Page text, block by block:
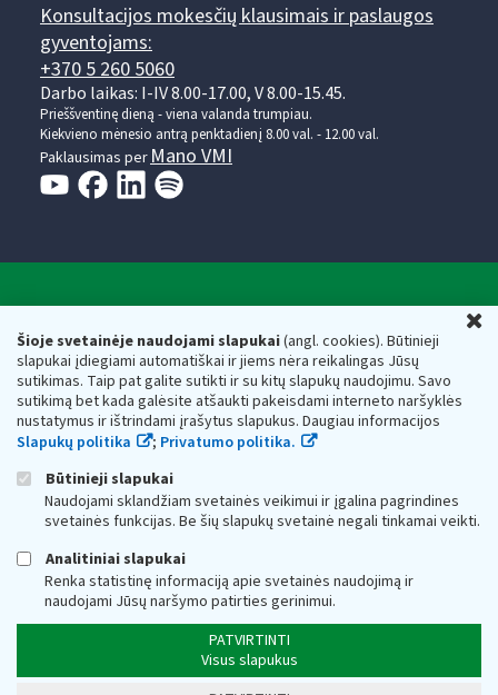
Šioje svetainėje naudojami slapukai(angl. cookies). Būtinieji
slapukai įdiegiami automatiškai ir jiems nėra reikalingas Jūsų
sutikimas. Taip pat galite sutikti ir su kitų slapukų naudojimu. Savo
sutikimą bet kada galėsite atšaukti pakeisdami interneto naršyklės
nustatymus ir ištrindami įrašytus slapukus. Daugiau informacijos
Slapukų politika
; Privatumo politika.
Būtinieji slapukai
Naudojami sklandžiam svetainės veikimui ir įgalina pagrindines
svetainės funkcijas. Be šių slapukų svetainė negali tinkamai veikti.
Analitiniai slapukai
Renka statistinę informaciją apie svetainės naudojimą ir
naudojami Jūsų naršymo patirties gerinimui.
PATVIRTINTI
Visus slapukus
Konsultacijos mokesčių klausimais ir paslaugos
gyventojams:
+370 5 260 5060
Darbo laikas: I-IV 8.00-17.00, V 8.00-15.45.
Prieššventinę dieną - viena valanda trumpiau.
Kiekvieno mėnesio antrą penktadienį 8.00 val. - 12.00 val.
Paklausimas per Mano VMI
Respublikos finansų ministerijos
Biudžetinė įstaiga. Juridinio asmens kodas — 188659752,
adresas: Vasario 16-osios g. 14, 01107 Vilnius, Lietuva, el.paštas:
vmi@vmi.lt, E. pristatymo dėžutės adresas 188659752
Duomenys apie Valstybinę mokesčių inspekciją prie Lietuvos
Respublikos finansų ministerijos kaupiami ir saugomi Juridinių